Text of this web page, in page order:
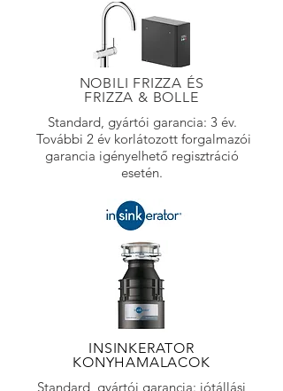
NOBILI FRIZZA ÉS
FRIZZA & BOLLE
Standard, gyártói garancia: 3 év.
További 2 év korlátozott forgalmazói
garancia igényelhető regisztráció
esetén.
INSINKERATOR
KONYHAMALACOK
Standard, gyártói garancia: jótállási